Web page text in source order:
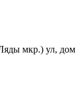
мкр.) ул, дом